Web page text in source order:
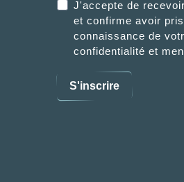
J'accepte de
et confirme avoir pris
connaissance de
confidentialité et
S'inscrire